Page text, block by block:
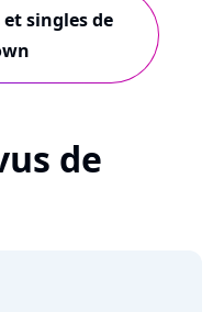
singles de
de